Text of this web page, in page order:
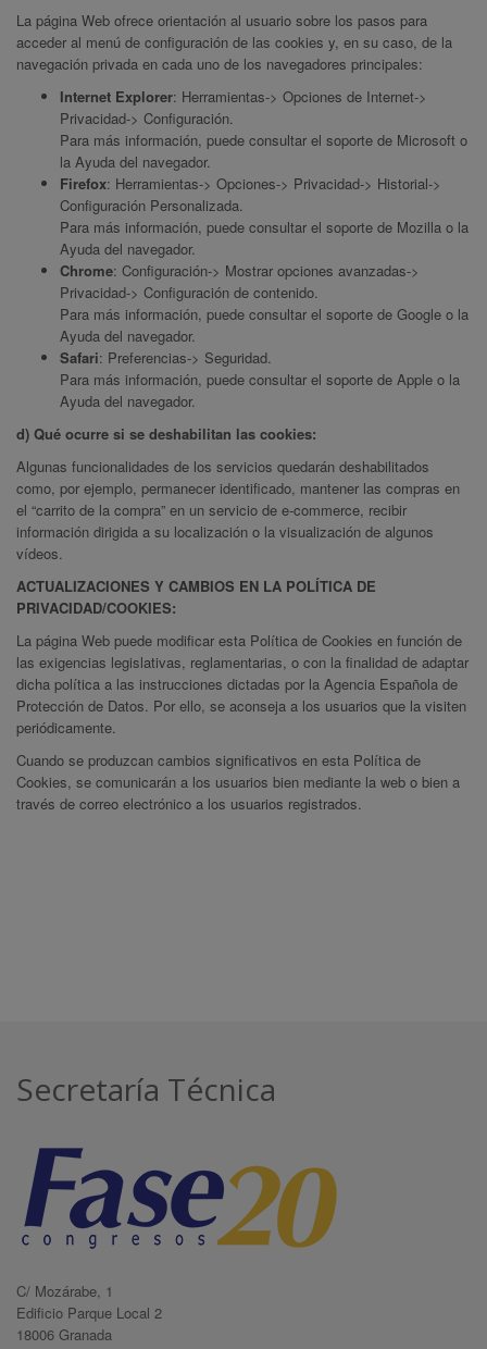
La página Web ofrece orientación al usuario sobre los pasos para
acceder al menú de configuración de las cookies y, en su caso, de la
navegación privada en cada uno de los navegadores principales:
Internet Explorer: Herramientas-> Opciones de Internet->
Privacidad-> Configuración.
Para más información, puede consultar el soporte de Microsoft o
la Ayuda del navegador.
Firefox: Herramientas-> Opciones-> Privacidad-> Historial->
Configuración Personalizada.
Para más información, puede consultar el soporte de Mozilla o la
Ayuda del navegador.
Chrome: Configuración-> Mostrar opciones avanzadas->
Privacidad-> Configuración de contenido.
Para más información, puede consultar el soporte de Google o la
Ayuda del navegador.
Safari: Preferencias-> Seguridad.
Para más información, puede consultar el soporte de Apple o la
Ayuda del navegador.
d) Qué ocurre si se deshabilitan las cookies:
Algunas funcionalidades de los servicios quedarán deshabilitados
como, por ejemplo, permanecer identificado, mantener las compras en
el “carrito de la compra” en un servicio de e-commerce, recibir
información dirigida a su localización o la visualización de algunos
vídeos.
ACTUALIZACIONES Y CAMBIOS EN LA POLÍTICA DE
PRIVACIDAD/COOKIES:
La página Web puede modificar esta Política de Cookies en función de
las exigencias legislativas, reglamentarias, o con la finalidad de adaptar
dicha política a las instrucciones dictadas por la Agencia Española de
Protección de Datos. Por ello, se aconseja a los usuarios que la visiten
periódicamente.
Cuando se produzcan cambios significativos en esta Política de
Cookies, se comunicarán a los usuarios bien mediante la web o bien a
través de correo electrónico a los usuarios registrados.
Secretaría Técnica
C/ Mozárabe, 1
Edificio Parque Local 2
18006 Granada